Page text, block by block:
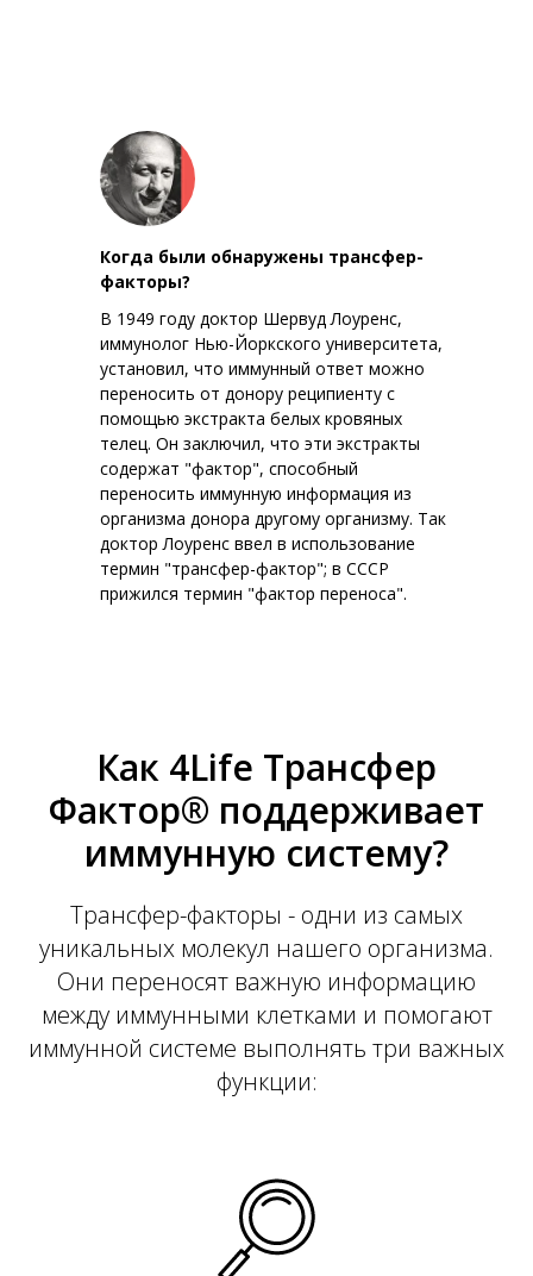
Когда были обнаружены трансфер-
факторы?
В 1949 году доктор Шервуд Лоуренс,
иммунолог Нью-Йоркского университета,
установил, что иммунный ответ можно
переносить от донору реципиенту с
помощью экстракта белых кровяных
телец. Он заключил, что эти экстракты
содержат "фактор", способный
переносить иммунную информация из
организма донора другому организму. Так
доктор Лоуренс ввел в использование
термин "трансфер-фактор"; в СССР
прижился термин "фактор переноса".
Как 4Life Трансфер
Фактор® поддерживает
иммунную систему?
Трансфер-факторы - одни из самых
уникальных молекул нашего организма.
Они переносят важную информацию
между иммунными клетками и помогают
иммунной системе выполнять три важных
функции: